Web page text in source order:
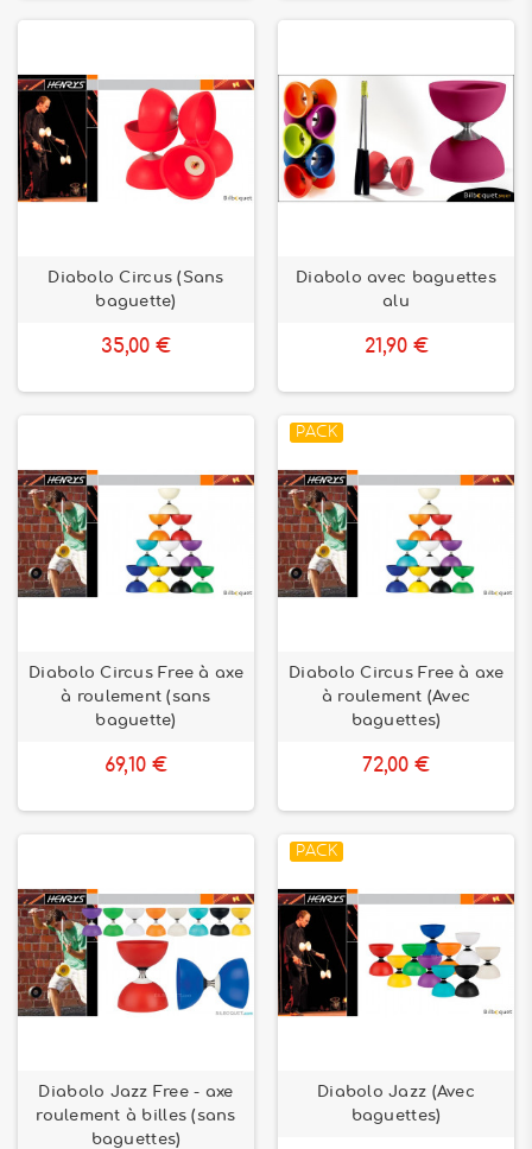
Diabolo Circus (Sans
baguette)
35,00 €
Diabolo avec baguettes
alu
21,90 €
Diabolo Circus Free à axe
à roulement (sans
baguette)
69,10 €
PACK
Diabolo Circus Free à axe
à roulement (Avec
baguettes)
72,00 €
Diabolo Jazz Free - axe
roulement à billes (sans
baguettes)
PACK
Diabolo Jazz (Avec
baguettes)